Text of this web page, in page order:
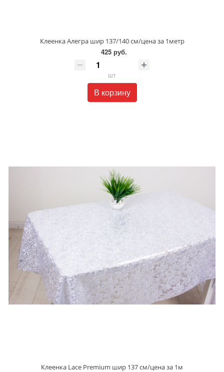
Клеенка Алегра шир 137/140 см/цена за 1метр
425 руб.
шт
В корзину
Клеенка Lace Premium шир 137 см/цена за 1м